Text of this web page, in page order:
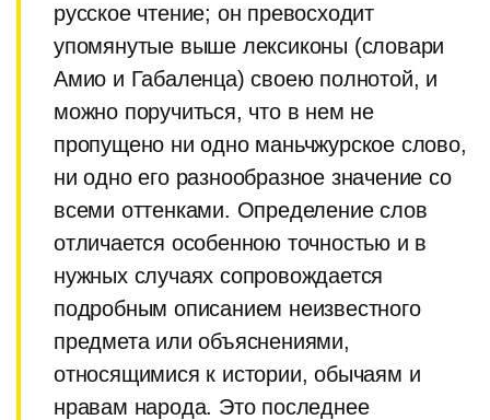
русское чтение; он превосходит
упомянутые выше лексиконы (словари
Амио и Габаленца) своею полнотой, и
можно поручиться, что в нем не
пропущено ни одно маньчжурское слово,
ни одно его разнообразное значение со
всеми оттенками. Определение слов
отличается особенною точностью и в
нужных случаях сопровождается
подробным описанием неизвестного
предмета или объяснениями,
относящимися к истории, обычаям и
нравам народа. Это последнее